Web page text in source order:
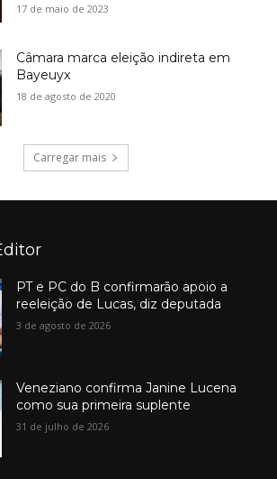
17 de maio de 2023
Câmara marca eleição indireta em
Bayeuyx
18 de agosto de 2020
Carregar mais
PT e PC do B confirmarão apoio a
reeleição de Lucas, diz deputada
3 de agosto de 2026
Veneziano confirma Janine Lucena
como sua primeira suplente
31 de julho de 2026